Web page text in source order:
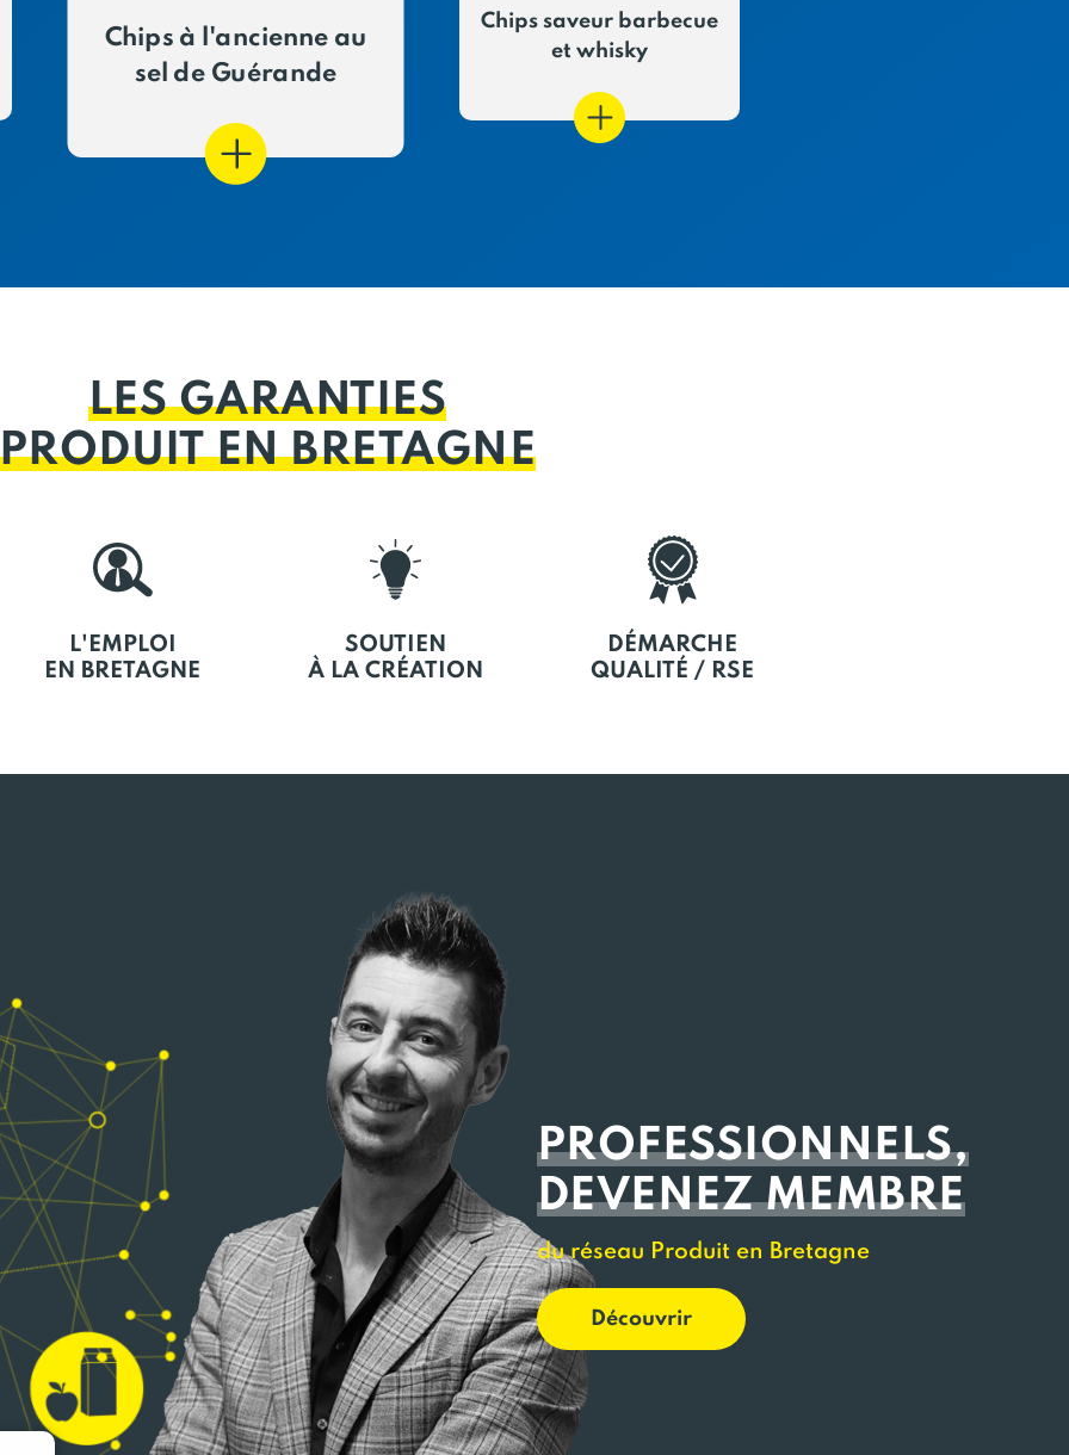
Chips à l'ancienne au
sel de Guérande
Chips saveur barbecue
et whisky
LES GARANTIES
EN BRETAGNE
L'EMPLOI
EN BRETAGNE
SOUTIEN
À LA CRÉATION
DÉMARCHE
QUALITÉ / RSE
PROFESSIONNELS,
DEVENEZ MEMBRE
du réseau Produit en Bretagne
Découvrir